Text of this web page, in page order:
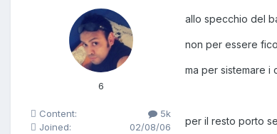
6
Content:
5k
Joined:
02/08/06
allo specchio del
non per essere
ma per sistemare i
per il resto porto